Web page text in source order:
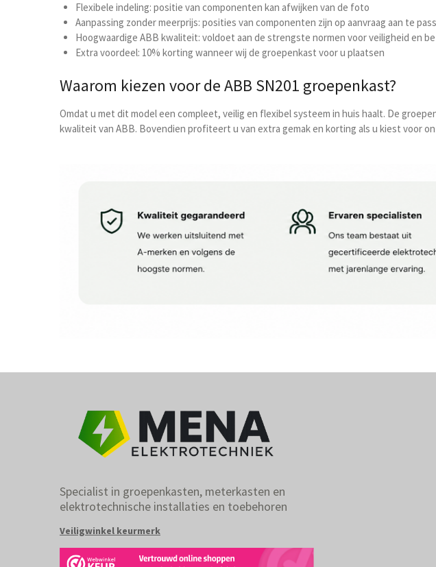
Flexibele indeling: positie van componenten kan afwijken van de foto
Aanpassing zonder meerprijs: posities van componenten zijn op aanvraag aan te
Hoogwaardige ABB kwaliteit: voldoet aan de strengste normen voor veiligheid en
Extra voordeel: 10% korting wanneer wij de groepenkast voor u plaatsen
Waarom kiezen voor de ABB SN201 groepenkast?
Omdat u met dit model een compleet, veilig en flexibel systeem in huis haalt. De
kwaliteit van ABB. Bovendien profiteert u van extra gemak en korting als u kiest voor
Specialist in groepenkasten, meterkasten en
elektrotechnische installaties en toebehoren
Veiligwinkel keurmerk